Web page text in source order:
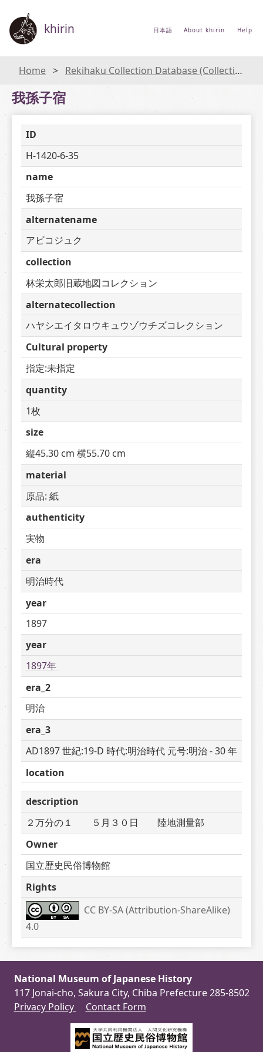
khirin 日本語 About khirin Help
Home Rekihaku Collection Database (Collections Database of the National Museum of Japanese History)
我孫子宿
ID
H-1420-6-35
name
我孫子宿
alternatename
アビコジュク
collection
林栄太郎旧蔵地図コレクション
alternatecollection
ハヤシエイタロウキュウゾウチズコレクション
Cultural property
指定:未指定
quantity
1枚
size
縦45.30 cm 横55.70 cm
material
原品: 紙
authenticity
実物
era
明治時代
year
1897
year
1897年
era_2
明治
era_3
AD1897 世紀:19-D 時代:明治時代 元号:明治 - 30 年
location
description
２万分の１　　５月３０日　　陸地測量部
Owner
国立歴史民俗博物館
Rights
CC BY-SA (Attribution-ShareAlike)
4.0
National Museum of Japanese History
117 Jonai-cho, Sakura City, Chiba Prefecture 285-8502
Privacy Policy
Contact Form